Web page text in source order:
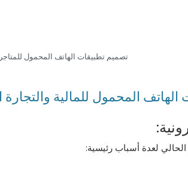
تصميم تطبيقات الهاتف المحمول للمتاجر
المحمول للمالية والتجارة
الحالي لعدة أسباب رئيسية: